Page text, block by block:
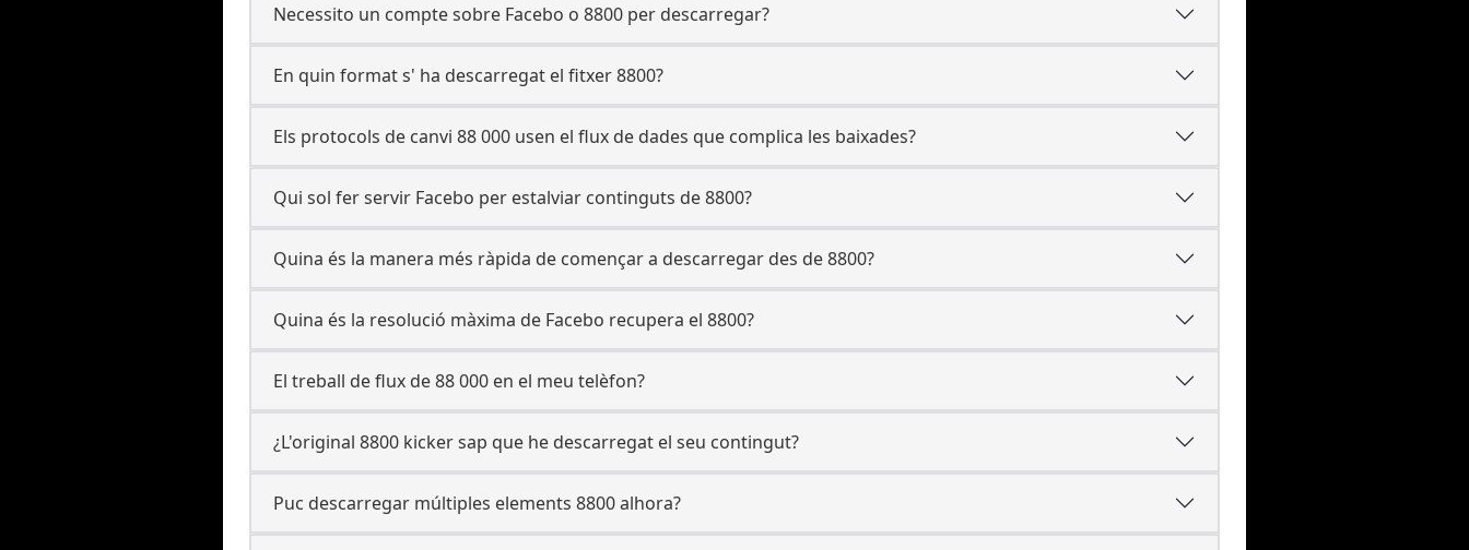
Necessito un compte sobre Facebo o 8800 per descarregar?
En quin format s' ha descarregat el fitxer 8800?
Els protocols de canvi 88 000 usen el flux de dades que complica les baixades?
Qui sol fer servir Facebo per estalviar continguts de 8800?
Quina és la manera més ràpida de començar a descarregar des de 8800?
Quina és la resolució màxima de Facebo recupera el 8800?
El treball de flux de 88 000 en el meu telèfon?
¿L'original 8800 kicker sap que he descarregat el seu contingut?
Puc descarregar múltiples elements 8800 alhora?